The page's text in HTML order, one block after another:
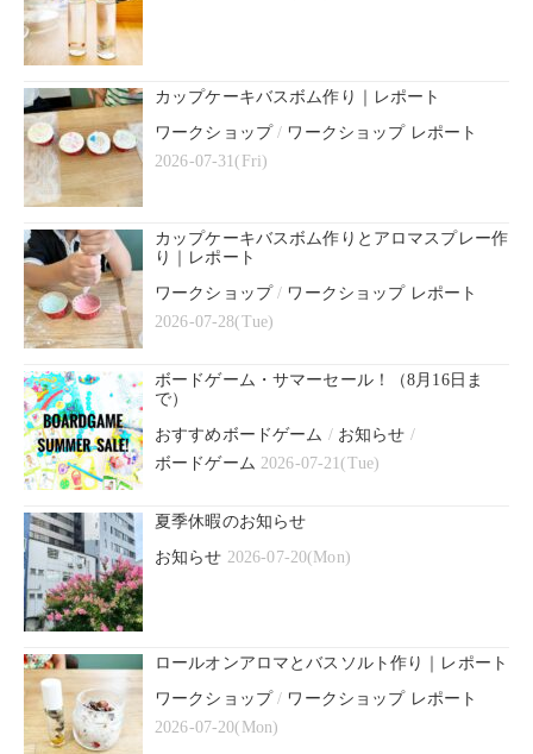
カップケーキバスボム作り｜レポート
ワークショップ/ ワークショップ レポート
2026-07-31(Fri)
カップケーキバスボム作りとアロマスプレー作
り｜レポート
ワークショップ/ ワークショップ レポート
2026-07-28(Tue)
ボードゲーム・サマーセール！（8月16日ま
で）
おすすめボードゲーム / お知らせ /
ボードゲーム 2026-07-21(Tue)
夏季休暇のお知らせ
お知らせ 2026-07-20(Mon)
ロールオンアロマとバスソルト作り｜レポート
ワークショップ/ ワークショップ レポート
2026-07-20(Mon)